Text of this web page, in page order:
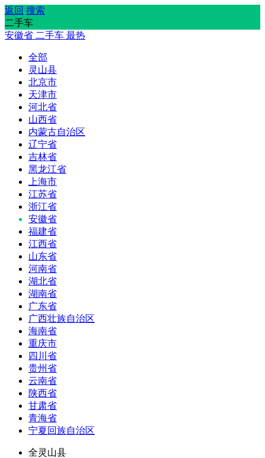
返回 搜索
二手车
安徽省 二手车 最热
全部
灵山县
北京市
天津市
河北省
山西省
内蒙古自治区
辽宁省
吉林省
黑龙江省
上海市
江苏省
浙江省
安徽省
福建省
江西省
山东省
河南省
湖北省
湖南省
广东省
广西壮族自治区
海南省
重庆市
四川省
贵州省
云南省
陕西省
甘肃省
青海省
宁夏回族自治区
全灵山县